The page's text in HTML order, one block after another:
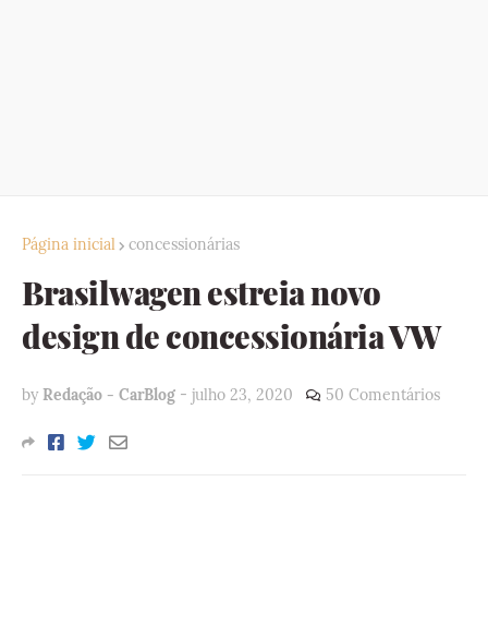
Página inicial concessionárias
Brasilwagen estreia novo
design de concessionária VW
by Redação - CarBlog - julho 23, 2020 50 Comentários